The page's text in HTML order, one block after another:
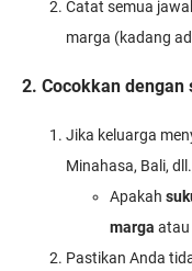
Catat semua
marga (kadang
2. Cocokkan dengan
Jika keluarga
Minahasa, Bali,
Apakah
marga atau
Pastikan Anda